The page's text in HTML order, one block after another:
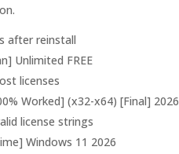
after reinstall
Unlimited FREE
licenses
Worked] (x32-x64) [Final] 2026
license strings
Windows 11 2026